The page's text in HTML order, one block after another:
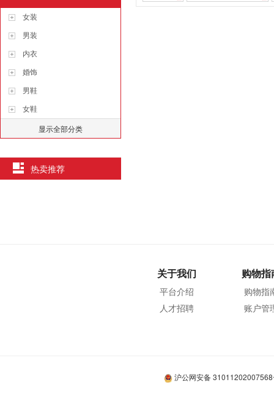
女装
男装
内衣
婚饰
男鞋
女鞋
显示全部分类
热卖推荐
关于我们
平台介绍
人才招聘
购物指
购物指
账户管
沪公网安备 31011202007568